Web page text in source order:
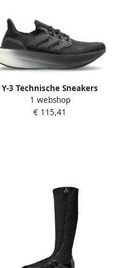
Y-3 Technische Sneakers
met Handtekening Strepen
1 webshop
€ 115,41